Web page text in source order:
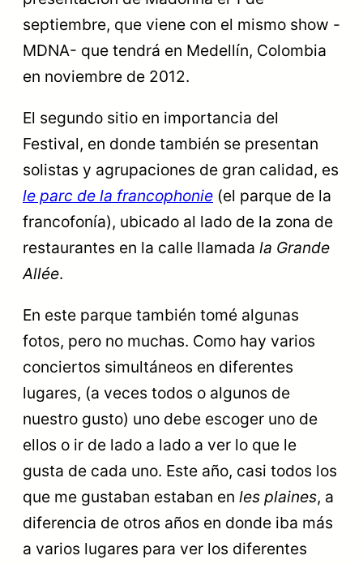
septiembre, que viene con el mismo show -
MDNA- que tendrá en Medellín, Colombia
en noviembre de 2012.
El segundo sitio en importancia del
Festival, en donde también se presentan
solistas y agrupaciones de gran calidad, es
le parc de la francophonie (el parque de la
francofonía), ubicado al lado de la zona de
restaurantes en la calle llamada la Grande
Allée.
En este parque también tomé algunas
fotos, pero no muchas. Como hay varios
conciertos simultáneos en diferentes
lugares, (a veces todos o algunos de
nuestro gusto) uno debe escoger uno de
ellos o ir de lado a lado a ver lo que le
gusta de cada uno. Este año, casi todos los
que me gustaban estaban en les plaines, a
diferencia de otros años en donde iba más
a varios lugares para ver los diferentes